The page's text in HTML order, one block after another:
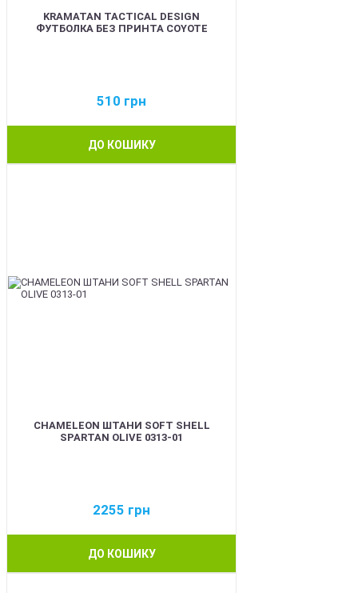
KRAMATAN TACTICAL DESIGN
ФУТБОЛКА БЕЗ ПРИНТА COYOTE
510 грн
ДО КОШИКУ
CHAMELEON ШТАНИ SOFT SHELL
SPARTAN OLIVE 0313-01
2255 грн
ДО КОШИКУ